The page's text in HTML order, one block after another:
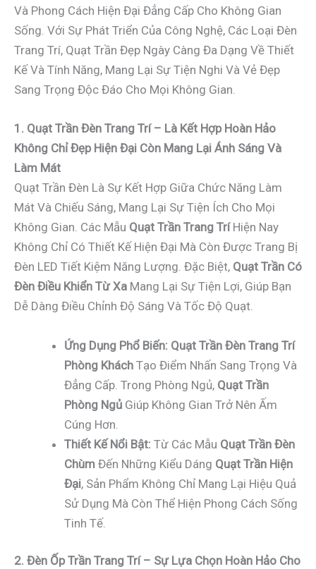
Và Phong Cách Hiện Đại Đẳng Cấp Cho Không Gian
Sống. Với Sự Phát Triển Của Công Nghệ, Các Loại Đèn
Trang Trí, Quạt Trần Đẹp Ngày Càng Đa Dạng Về Thiết
Kế Và Tính Năng, Mang Lại Sự Tiện Nghi Và Vẻ Đẹp
Sang Trọng Độc Đáo Cho Mọi Không Gian.
1. Quạt Trần Đèn Trang Trí – Là Kết Hợp Hoàn Hảo
Không Chỉ Đẹp Hiện Đại Còn Mang Lại Ánh Sáng Và
Làm Mát
Quạt Trần Đèn Là Sự Kết Hợp Giữa Chức Năng Làm
Mát Và Chiếu Sáng, Mang Lại Sự Tiện Ích Cho Mọi
Không Gian. Các Mẫu Quạt Trần Trang TríHiện Nay
Không Chỉ Có Thiết Kế Hiện Đại Mà Còn Được Trang Bị
Đèn LED Tiết Kiệm Năng Lượng. Đặc Biệt, Quạt Trần Có
Đèn Điều Khiển Từ Xa Mang Lại Sự Tiện Lợi, Giúp Bạn
Dễ Dàng Điều Chỉnh Độ Sáng Và Tốc Độ Quạt.
Ứng Dụng Phổ Biến: Quạt Trần Đèn Trang Trí
Phòng Khách Tạo Điểm Nhấn Sang Trọng Và
Đẳng Cấp. Trong Phòng Ngủ, Quạt Trần
Phòng Ngủ Giúp Không Gian Trở Nên Ấm
Cúng Hơn.
Thiết Kế Nổi Bật: Từ Các Mẫu Quạt Trần Đèn
Chùm Đến Những Kiểu Dáng Quạt Trần Hiện
Đại, Sản Phẩm Không Chỉ Mang Lại Hiệu Quả
Sử Dụng Mà Còn Thể Hiện Phong Cách Sống
Tinh Tế.
2. Đèn Ốp Trần Trang Trí – Sự Lựa Chọn Hoàn Hảo Cho